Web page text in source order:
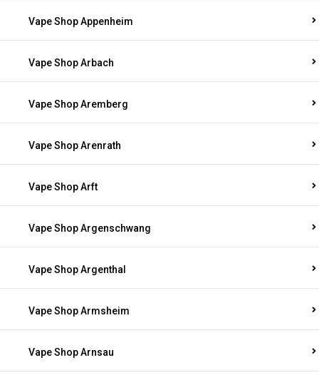
Vape Shop Appenheim
Vape Shop Arbach
Vape Shop Aremberg
Vape Shop Arenrath
Vape Shop Arft
Vape Shop Argenschwang
Vape Shop Argenthal
Vape Shop Armsheim
Vape Shop Arnsau